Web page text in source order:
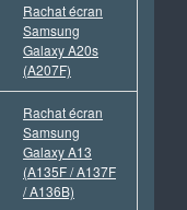
Rachat écran
Samsung
Galaxy A20s
(A207F)
Rachat écran
Samsung
Galaxy A13
(A135F / A137F
/ A136B)